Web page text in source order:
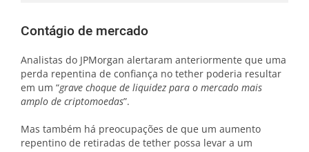
Contágio de mercado
Analistas do JPMorgan alertaram anteriormente que uma
perda repentina de confiança no tether poderia resultar
em um “grave choque de liquidez para o mercado mais
amplo de criptomoedas”.
Mas também há preocupações de que um aumento
repentino de retiradas de tether possa levar a um